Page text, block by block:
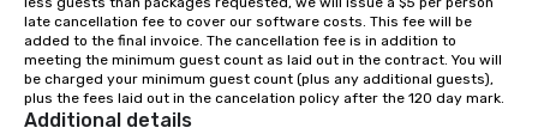
of creature comfort your team
prefers. Call or email us today to plan
your retreat!
late cancellation fee to cover our software costs. This fee will be
added to the final invoice. The cancellation fee is in addition to
meeting the minimum guest count as laid out in the contract. You will
be charged your minimum guest count (plus any additional guests),
plus the fees laid out in the cancelation policy after the 120 day mark.
Additional details